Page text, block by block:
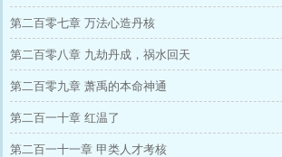
第二百零七章 万法心造丹核
第二百零八章 九劫丹成，祸水回天
第二百零九章 萧禹的本命神通
第二百一十章 红温了
第二百一十一章 甲类人才考核